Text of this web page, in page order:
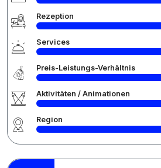
Rezeption
Services
Preis-Leistungs-Verhältnis
Aktivitäten / Animationen
Region